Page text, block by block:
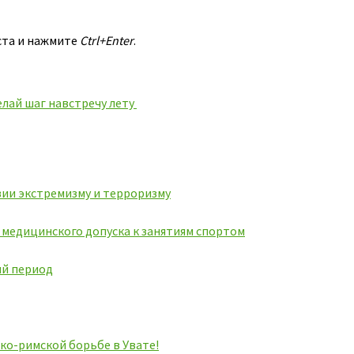
и нажмите Ctrl+Enter.
шаг навстречу лету
экстремизму и терроризму
допуска к занятиям спортом
период
римской борьбе в Увате!